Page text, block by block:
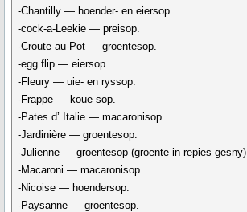
-Chantilly — hoender- en eiersop.
-cock-a-Leekie — preisop.
-Croute-au-Pot — groentesop.
-egg flip — eiersop.
-Fleury — uie- en ryssop.
-Frappe — koue sop.
-Pates d’ Italie — macaronisop.
-Jardinière — groentesop.
-Julienne — groentesop (groente in repies gesny).
-Macaroni — macaronisop.
-Nicoise — hoendersop.
-Paysanne — groentesop.